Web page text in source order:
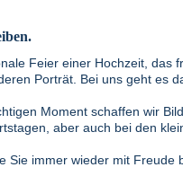
Feier einer Hochzeit, das
Porträt. Bei uns geht es
Moment schaffen wir
aber auch bei den
immer wieder mit Freude